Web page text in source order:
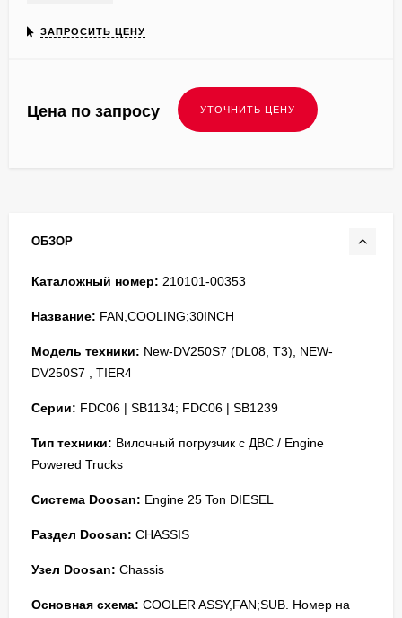
ЗАПРОСИТЬ ЦЕНУ
Цена по запросу
ОБЗОР
Каталожный номер: 210101-00353
Название: FAN,COOLING;30INCH
Модель техники: New-DV250S7 (DL08, T3), NEW-
DV250S7 , TIER4
Серии: FDC06 | SB1134; FDC06 | SB1239
Тип техники: Вилочный погрузчик с ДВС / Engine
Powered Trucks
Система Doosan: Engine 25 Ton DIESEL
Раздел Doosan: CHASSIS
Узел Doosan: Chassis
Основная схема: COOLER ASSY,FAN;SUB. Номер на